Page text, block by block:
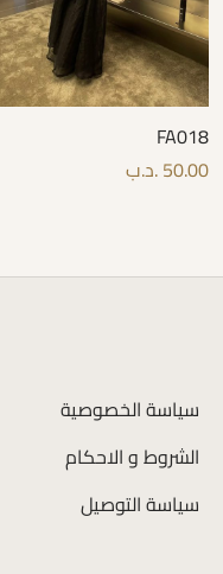
FA018
50.00.د.ب
سياسة الخصوصية
الشروط و الاحكام
سياسة التوصيل